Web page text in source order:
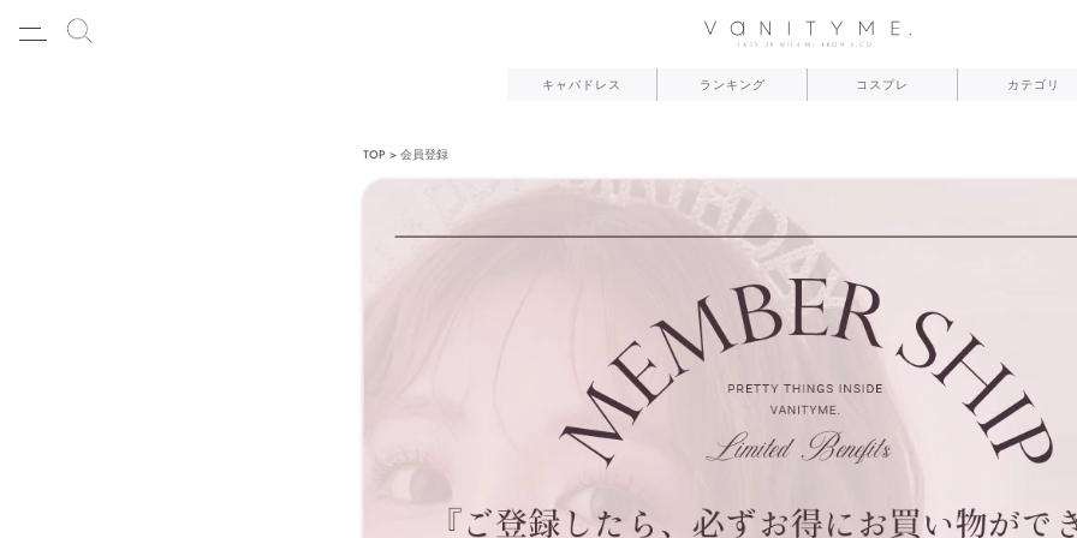
キャバドレス ランキング コスプレ カテゴリ
TOP 会員登録